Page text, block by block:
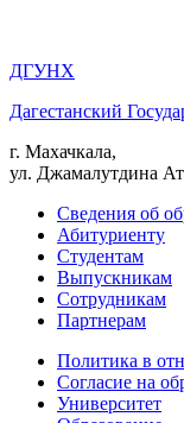
ДГУНХ
Дагестанский
г. Махачкала,
ул. Джамалутдина
Сведения об
Абитуриенту
Студентам
Выпускникам
Сотрудникам
Партнерам
Политика в
Согласие на
Университет